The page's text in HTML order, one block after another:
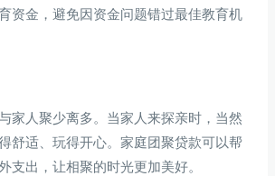
资金，避免因资金问题错过最佳教育机
家人聚少离多。当家人来探亲时，当然
舒适、玩得开心。家庭团聚贷款可以帮
支出，让相聚的时光更加美好。